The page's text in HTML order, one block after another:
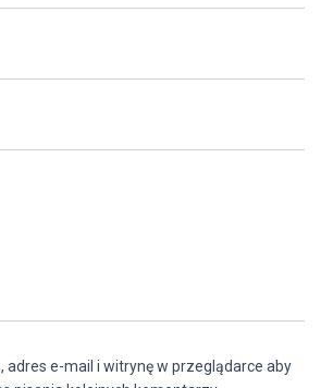
adres e-mail i witrynę w przeglądarce aby